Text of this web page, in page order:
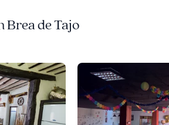
Brea de Tajo